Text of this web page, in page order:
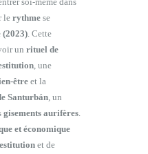
le rythmese
. Cette
un rituel de
, une
êtreet la
Santurbán, un
gisements aurifères.
et économique
et de